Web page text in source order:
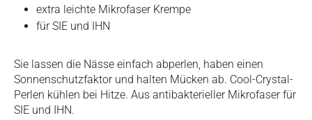
extra leichte Mikrofaser Krempe
für SIE und IHN
Sie lassen die Nässe einfach abperlen, haben einen
Sonnenschutzfaktor und halten Mücken ab. Cool-Crystal-
Perlen kühlen bei Hitze. Aus antibakterieller Mikrofaser für
SIE und IHN.